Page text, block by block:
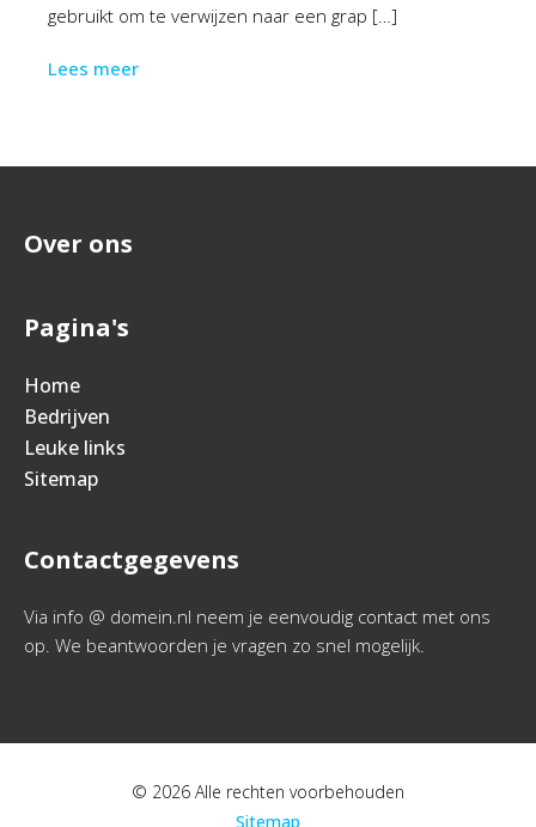
gebruikt om te verwijzen naar een grap […]
Lees meer
Over ons
Pagina's
Home
Bedrijven
Leuke links
Sitemap
Contactgegevens
Via info @ domein.nl neem je eenvoudig contact met ons
op. We beantwoorden je vragen zo snel mogelijk.
© 2026 Alle rechten voorbehouden
Sitemap